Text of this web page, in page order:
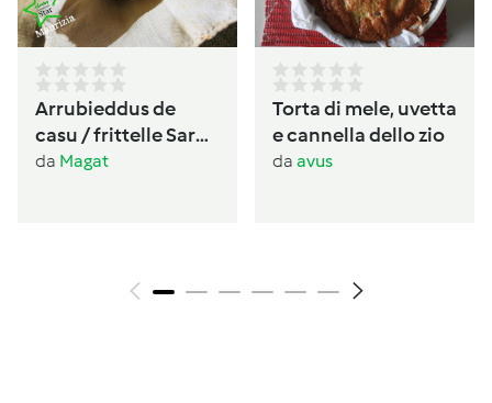
Arrubieddus de
casu / frittelle Sarde
al formaggio di
da Magat
Torta di mele, uvetta
e cannella dello zio
da avus